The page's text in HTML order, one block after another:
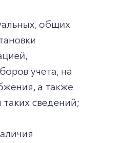
общих
учета, на
а также
сведений;